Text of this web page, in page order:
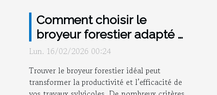
Comment choisir le
broyeur forestier adapté à
vos besoins
Lun. 16/02/2026 00:24
Trouver le broyeur forestier idéal peut
transformer la productivité et l’efficacité de